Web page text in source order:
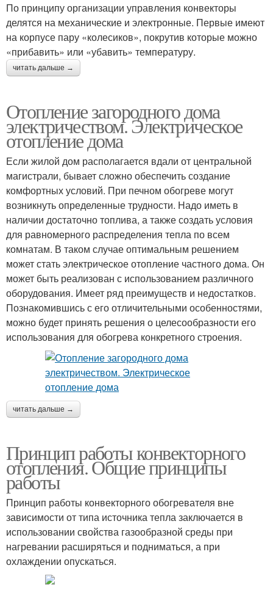
По принципу организации управления конвекторы
делятся на механические и электронные. Первые имеют
на корпусе пару «колесиков», покрутив которые можно
«прибавить» или «убавить» температуру.
читать дальше →
Отопление загородного дома
электричеством. Электрическое
отопление дома
Если жилой дом располагается вдали от центральной
магистрали, бывает сложно обеспечить создание
комфортных условий. При печном обогреве могут
возникнуть определенные трудности. Надо иметь в
наличии достаточно топлива, а также создать условия
для равномерного распределения тепла по всем
комнатам. В таком случае оптимальным решением
может стать электрическое отопление частного дома. Он
может быть реализован с использованием различного
оборудования. Имеет ряд преимуществ и недостатков.
Познакомившись с его отличительными особенностями,
можно будет принять решения о целесообразности его
использования для обогрева конкретного строения.
читать дальше →
Принцип работы конвекторного
отопления. Общие принципы
работы
Принцип работы конвекторного обогревателя вне
зависимости от типа источника тепла заключается в
использовании свойства газообразной среды при
нагревании расширяться и подниматься, а при
охлаждении опускаться.